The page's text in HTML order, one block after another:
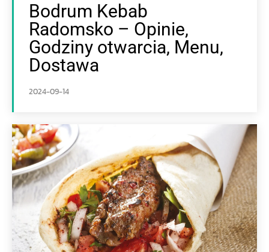
Bodrum Kebab
Radomsko – Opinie,
Godziny otwarcia, Menu,
Dostawa
2024-09-14